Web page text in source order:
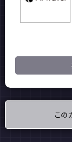
この